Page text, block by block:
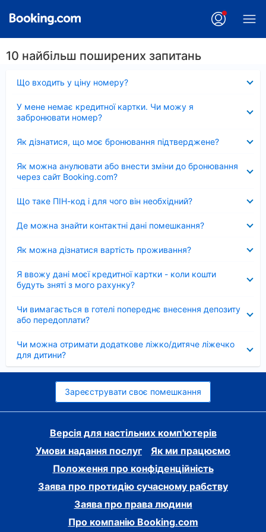
10 найбільш поширених запитань
Що входить у ціну номеру?
У мене немає кредитної картки. Чи можу я
забронювати номер?
Як дізнатися, що моє бронювання підтверджене?
Як можна анулювати або внести зміни до бронювання
через сайт Booking.com?
Що таке ПІН-код і для чого він необхідний?
Де можна знайти контактні дані помешкання?
Як можна дізнатися вартість проживання?
Я ввожу дані моєї кредитної картки - коли кошти
будуть зняті з мого рахунку?
Чи вимагається в готелі попереднє внесення депозиту
або передоплати?
Чи можна отримати додаткове ліжко/дитяче ліжечко
для дитини?
Зареєструвати своє помешкання
Версія для настільних комп'ютерів
Умови надання послуг
Як ми працюємо
Положення про конфіденційність
Заява про протидію сучасному рабству
Заява про права людини
Про компанію Booking.com